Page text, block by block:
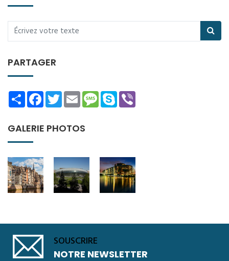
PARTAGER
ShareFacebookTwitterEmailMessage
Skype
GALERIE PHOTOS
SOUSCRIRE
NOTRE NEWSLETTER